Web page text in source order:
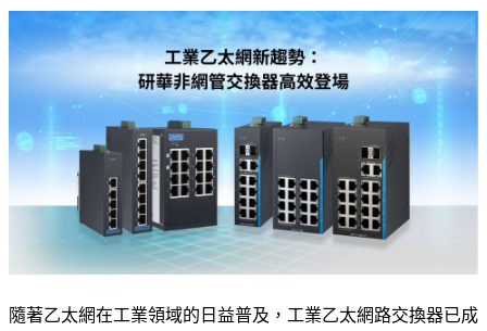
隨著乙太網在工業領域的日益普及，工業乙太網路交換器已成